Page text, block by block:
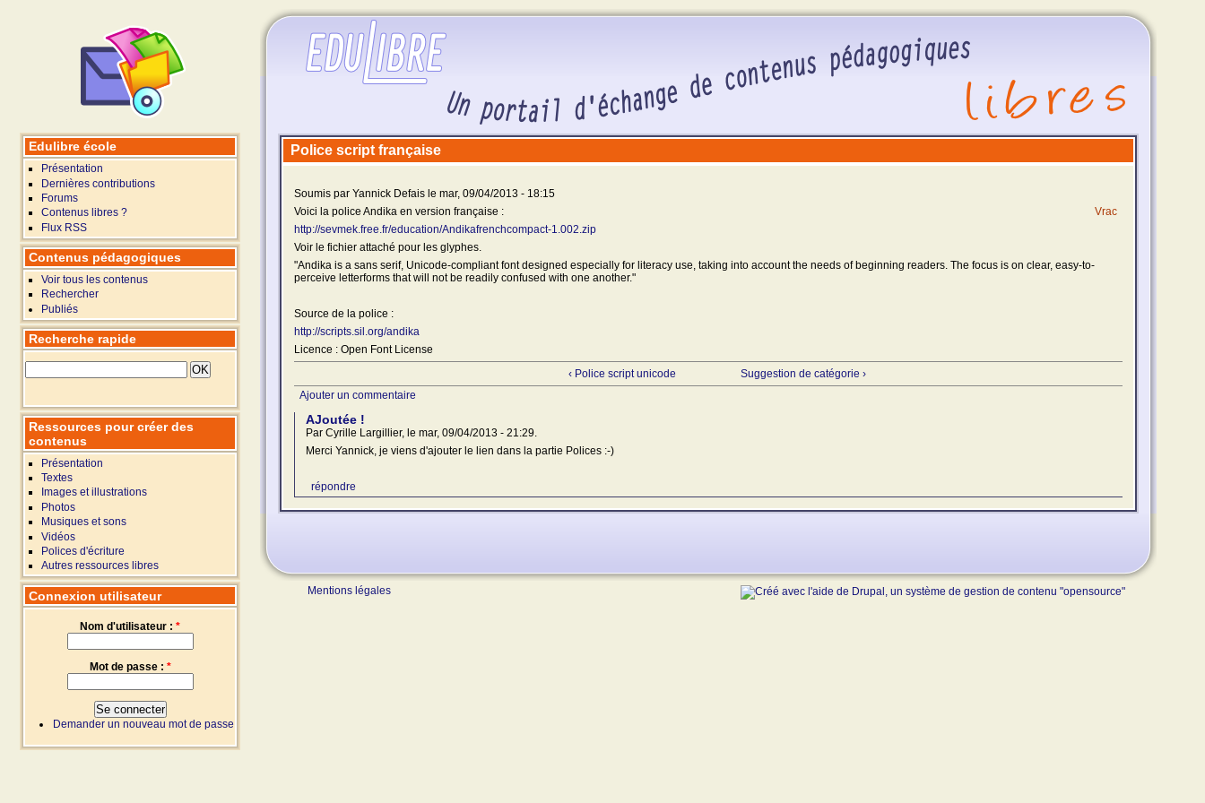
Police script française
Soumis par Yannick Defais le mar, 09/04/2013 - 18:15
Vrac
Voici la police Andika en version française :
http://sevmek.free.fr/education/Andikafrenchcompact-1.002.zip
Voir le fichier attaché pour les glyphes.
"Andika is a sans serif, Unicode-compliant font designed especially for literacy use, taking into account the needs of beginning readers. The focus is on clear, easy-to-
perceive letterforms that will not be readily confused with one another."
Source de la police :
http://scripts.sil.org/andika
Licence : Open Font License
‹ Police script unicode
Suggestion de catégorie ›
Ajouter un commentaire
AJoutée !
Par Cyrille Largillier, le mar, 09/04/2013 - 21:29.
Merci Yannick, je viens d'ajouter le lien dans la partie Polices :-)
répondre
Mentions légales
Edulibre école
Présentation
Dernières contributions
Forums
Contenus libres ?
Flux RSS
Contenus pédagogiques
Voir tous les contenus
Rechercher
Publiés
Recherche rapide
Ressources pour créer des
contenus
Présentation
Textes
Images et illustrations
Photos
Musiques et sons
Vidéos
Polices d'écriture
Autres ressources libres
Connexion utilisateur
Nom d'utilisateur : *
Mot de passe : *
Demander un nouveau mot de passe